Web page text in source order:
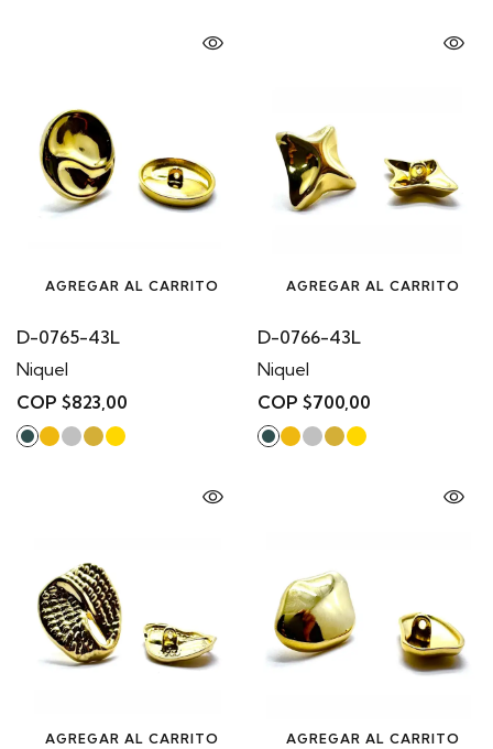
AGREGAR AL CARRITO
D-0765-43L
Niquel
COP $823,00
AGREGAR AL CARRITO
D-0766-43L
Niquel
COP $700,00
AGREGAR AL CARRITO AGREGAR AL CARRITO